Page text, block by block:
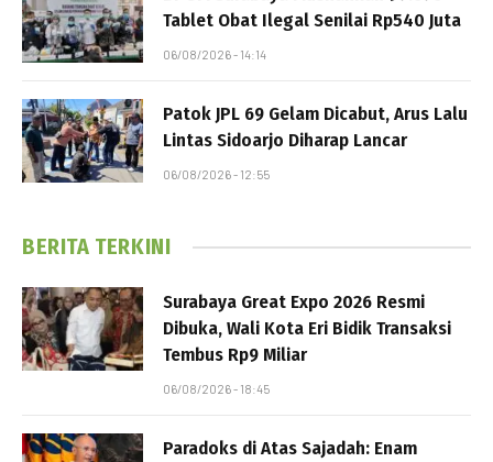
Tablet Obat Ilegal Senilai Rp540 Juta
06/08/2026 - 14:14
Patok JPL 69 Gelam Dicabut, Arus Lalu
Lintas Sidoarjo Diharap Lancar
06/08/2026 - 12:55
BERITA TERKINI
Surabaya Great Expo 2026 Resmi
Dibuka, Wali Kota Eri Bidik Transaksi
Tembus Rp9 Miliar
06/08/2026 - 18:45
Paradoks di Atas Sajadah: Enam